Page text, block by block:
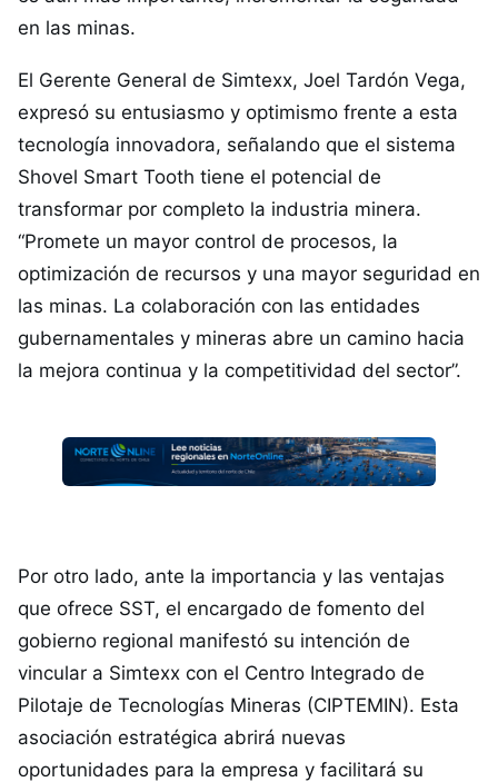
en las minas.
El Gerente General de Simtexx, Joel Tardón Vega,
expresó su entusiasmo y optimismo frente a esta
tecnología innovadora, señalando que el sistema
Shovel Smart Tooth tiene el potencial de
transformar por completo la industria minera.
“Promete un mayor control de procesos, la
optimización de recursos y una mayor seguridad en
las minas. La colaboración con las entidades
gubernamentales y mineras abre un camino hacia
la mejora continua y la competitividad del sector”.
Por otro lado, ante la importancia y las ventajas
que ofrece SST, el encargado de fomento del
gobierno regional manifestó su intención de
vincular a Simtexx con el Centro Integrado de
Pilotaje de Tecnologías Mineras (CIPTEMIN). Esta
asociación estratégica abrirá nuevas
oportunidades para la empresa y facilitará su